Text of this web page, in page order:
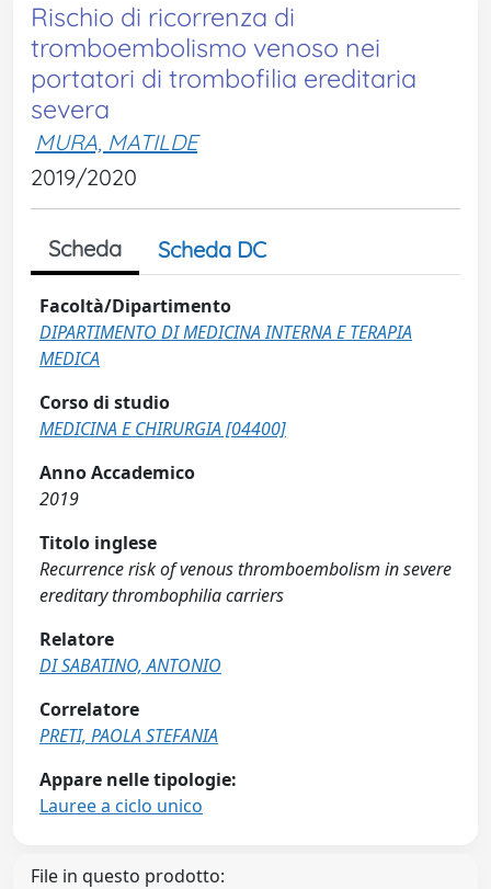
Rischio di ricorrenza di
tromboembolismo venoso nei
portatori di trombofilia ereditaria
severa
MURA, MATILDE
2019/2020
Scheda Scheda DC
Facoltà/Dipartimento
DIPARTIMENTO DI MEDICINA INTERNA E TERAPIA
MEDICA
Corso di studio
MEDICINA E CHIRURGIA [04400]
Anno Accademico
2019
Titolo inglese
Recurrence risk of venous thromboembolism in severe
ereditary thrombophilia carriers
Relatore
DI SABATINO, ANTONIO
Correlatore
PRETI, PAOLA STEFANIA
Appare nelle tipologie:
Lauree a ciclo unico
File in questo prodotto: